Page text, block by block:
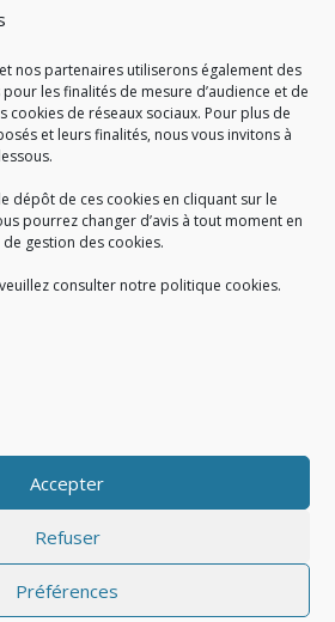
nos partenaires utiliserons également des
les finalités de mesure d’audience et de
cookies de réseaux sociaux. Pour plus de
et leurs finalités, nous vous invitons à
dépôt de ces cookies en cliquant sur le
pourrez changer d’avis à tout moment en
gestion des cookies.
consulter notre politique cookies.
Accepter
Refuser
Préférences
est un établissement public quiexerce
: la prévention, la collecte et la
et assimilés produits par son
Accueil du public :
des cookies|